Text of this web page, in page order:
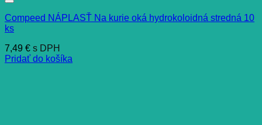
Compeed NÁPLASŤ Na kurie oká hydrokoloidná stredná 10
ks
7,49 € s DPH
Pridať do košíka